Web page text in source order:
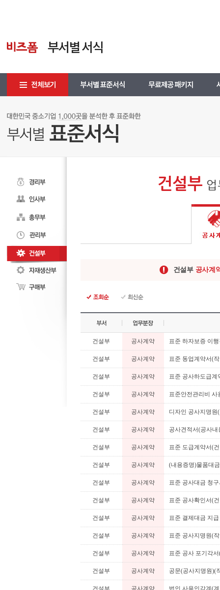
건설부
건설부 공사계
건설부 공사계약 표준 하자보증 이
건설부 공사계약 표준 동업계약서(
건설부 공사계약 표준 공사하도급계
건설부 공사계약 표준안전관리비 사
건설부 공사계약 디자인 공사지명원
건설부 공사계약 공사견적서(공사내
건설부 공사계약 표준 도급계약서(
건설부 공사계약 (내용증명)물품대
건설부 공사계약 표준 공사대금 청
건설부 공사계약 표준 공사확인서(
건설부 공사계약 표준 결제대금 지
건설부 공사계약 표준 공사지명원(
건설부 공사계약 표준 공사 포기각
건설부 공사계약 공문(공사지명원)(
건설부 공사계약 법인 사용인감계(